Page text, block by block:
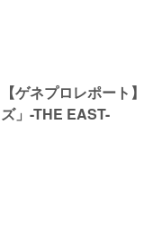
【ゲネプロレポー
ズ」-THE EAST-